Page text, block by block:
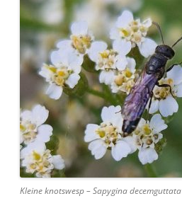
Kleine knotswesp – Sapygina decemguttata